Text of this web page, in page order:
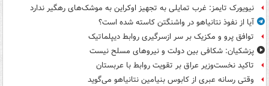
نیویورک تایمز: غرب تمایلی به تجهیز اوکراین به موشک‌های رهگیر ندارد
آیا از نفوذ نتانیاهو در واشنگتن کاسته شده است؟
توافق پرو و مکزیک بر سر ازسرگیری روابط دیپلماتیک
پزشکیان: شکافی بین دولت و نیروهای مسلح نیست
تاکید نخست‌وزیر عراق بر تقویت روابط با عربستان
وقتی رسانه عبری از کابوس بنیامین نتانیاهو می‌گوید